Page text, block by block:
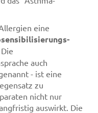
eine
auch
- ist eine
zu
nicht nur
auswirkt. Die